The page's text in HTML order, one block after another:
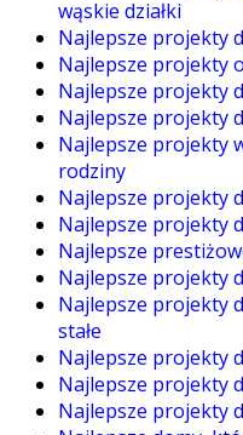
wąskie działki
Najlepsze projekty
Najlepsze projekty
Najlepsze projekty
Najlepsze projekty
Najlepsze projekty
rodziny
Najlepsze projekty
Najlepsze projekty
Najlepsze
Najlepsze projekty
Najlepsze projekty
stałe
Najlepsze projekty
Najlepsze projekty
Najlepsze projekty